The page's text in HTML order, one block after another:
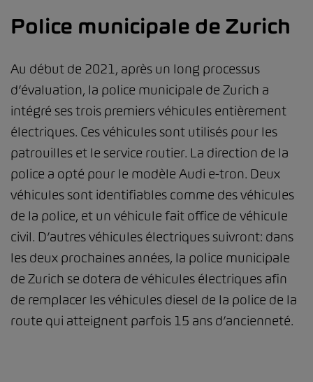
Police municipale de Zurich
Au début de 2021, après un long processus
d’évaluation, la police municipale de Zurich a
intégré ses trois premiers véhicules entièrement
électriques. Ces véhicules sont utilisés pour les
patrouilles et le service routier. La direction de la
police a opté pour le modèle Audi e-tron. Deux
véhicules sont identifiables comme des véhicules
de la police, et un véhicule fait office de véhicule
civil. D’autres véhicules électriques suivront: dans
les deux prochaines années, la police municipale
de Zurich se dotera de véhicules électriques afin
de remplacer les véhicules diesel de la police de la
route qui atteignent parfois 15 ans d’ancienneté.